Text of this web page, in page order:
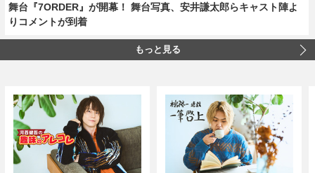
舞台『7ORDER』が開幕！ 舞台写真、安井謙太郎らキャスト陣よ
りコメントが到着
もっと見る